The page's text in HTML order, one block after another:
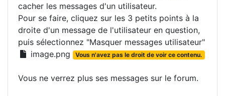
cacher les messages d'un utilisateur.
Pour se faire, cliquez sur les 3 petits points à la
droite d'un message de l'utilisateur en question,
puis sélectionnez "Masquer messages utilisateur"
image.png
Vous n'avez pas le droit de voir ce contenu.
Vous ne verrez plus ses messages sur le forum.